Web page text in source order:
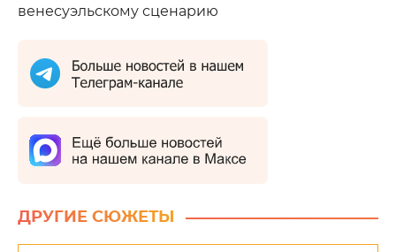
венесуэльскому сценарию
ДРУГИЕ СЮЖЕТЫ